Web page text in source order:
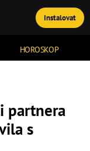
HOROSKOP
TÉMATA
partnera
s
Instalovat